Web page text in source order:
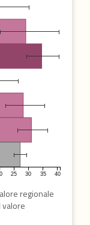
25 30 35 40
regionale
valore